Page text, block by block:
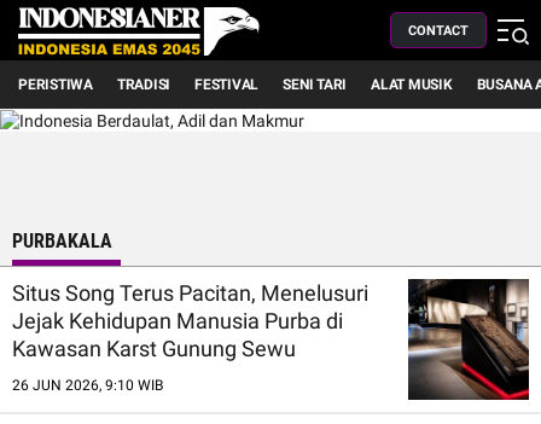
CONTACT
PERISTIWA TRADISI FESTIVAL SENI TARI ALAT MUSIK BUSANA
PURBAKALA
Situs Song Terus Pacitan, Menelusuri
Jejak Kehidupan Manusia Purba di
Kawasan Karst Gunung Sewu
26 JUN 2026, 9:10 WIB